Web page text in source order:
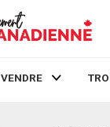
VENDRE